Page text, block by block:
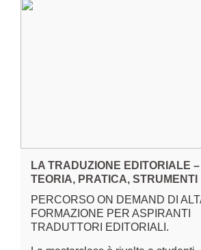
LA TRADUZIONE EDITORIALE –
TEORIA, PRATICA, STRUMENTI
PERCORSO ON DEMAND DI
FORMAZIONE PER ASPIRANTI
TRADUTTORI EDITORIALI.